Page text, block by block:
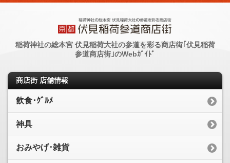
稲荷神社の総本宮 伏見稲荷大社の参道を彩る商店街｢伏見稲荷
参道商店街｣のWebｶﾞｲﾄﾞ
商店街 店舗情報
飲食･ｸﾞﾙﾒ
神具
おみやげ･雑貨